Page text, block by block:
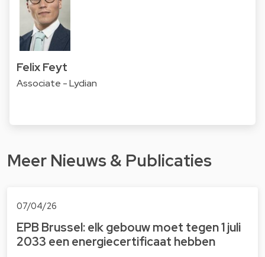
Felix Feyt
Associate - Lydian
Meer Nieuws & Publicaties
07/04/26
EPB Brussel: elk gebouw moet tegen 1 juli
2033 een energiecertificaat hebben